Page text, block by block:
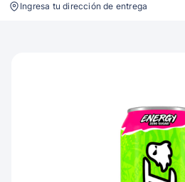
Ingresa tu dirección de entrega